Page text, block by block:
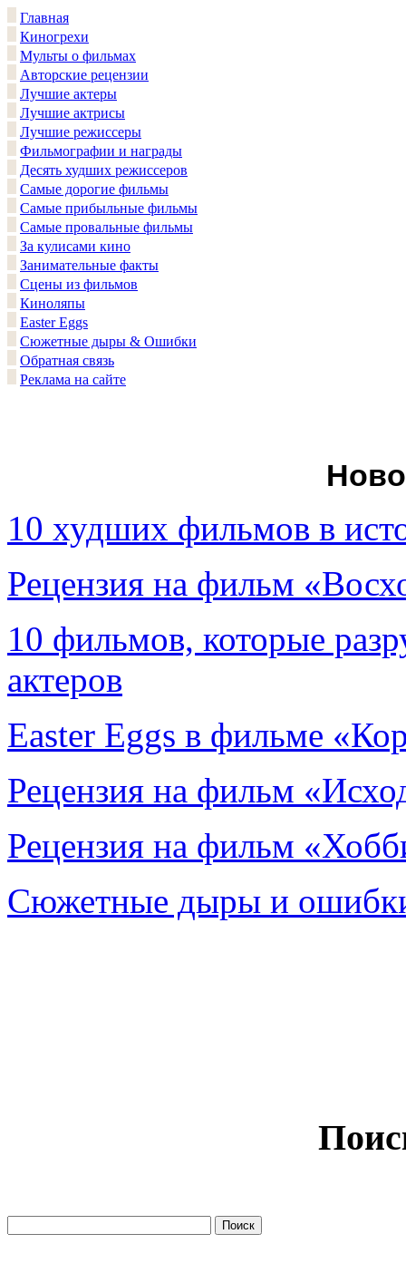
Главная
Киногрехи
Мульты о фильмах
Авторские рецензии
Лучшие актеры
Лучшие актрисы
Лучшие режиссеры
Фильмографии и награды
Десять худших режиссеров
Самые дорогие фильмы
Самые прибыльные фильмы
Самые провальные фильмы
За кулисами кино
Занимательные факты
Сцены из фильмов
Киноляпы
Easter Eggs
Сюжетные дыры & Ошибки
Обратная связь
Реклама на сайте
10 худших фильмов в
Рецензия на фильм
10 фильмов, которые
актеров
Easter Eggs в фильме
Рецензия на фильм
Рецензия на фильм
Сюжетные дыры и